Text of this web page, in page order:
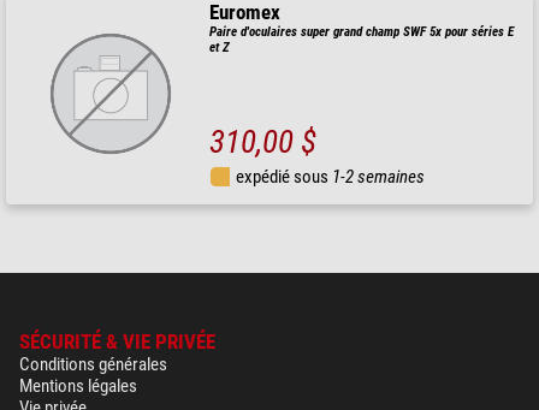
Euromex
Paire d'oculaires super grand champ SWF 5x pour séries E
et Z
310,00 $
expédié sous 1-2 semaines
SÉCURITÉ & VIE PRIVÉE
Conditions générales
Mentions légales